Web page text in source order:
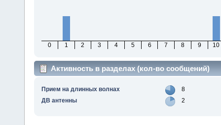
0 1 2 3 4 5 6 7 8 9 10
Активность в разделах (кол-во сообщений)
Прием на длинных волнах
8
ДВ антенны
2